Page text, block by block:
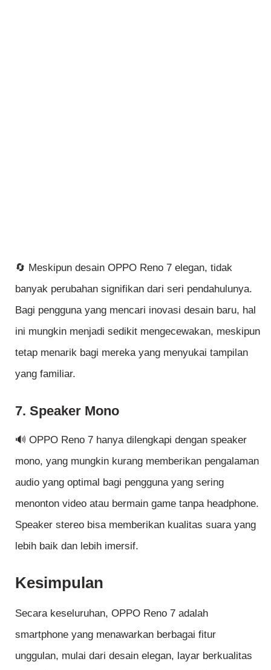
🔄 Meskipun desain OPPO Reno 7 elegan, tidak
banyak perubahan signifikan dari seri pendahulunya.
Bagi pengguna yang mencari inovasi desain baru, hal
ini mungkin menjadi sedikit mengecewakan, meskipun
tetap menarik bagi mereka yang menyukai tampilan
yang familiar.
7. Speaker Mono
🔊 OPPO Reno 7 hanya dilengkapi dengan speaker
mono, yang mungkin kurang memberikan pengalaman
audio yang optimal bagi pengguna yang sering
menonton video atau bermain game tanpa headphone.
Speaker stereo bisa memberikan kualitas suara yang
lebih baik dan lebih imersif.
Kesimpulan
Secara keseluruhan, OPPO Reno 7 adalah
smartphone yang menawarkan berbagai fitur
unggulan, mulai dari desain elegan, layar berkualitas